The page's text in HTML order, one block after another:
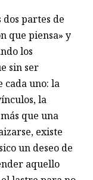
partes de
que piensa» y
los
sin ser
uno: la
la
que una
existe
un deseo de
aquello